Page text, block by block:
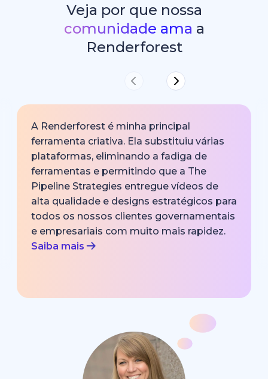
Veja por que nossa
comunidade ama a
Renderforest
A Renderforest é minha principal
ferramenta criativa. Ela substituiu várias
plataformas, eliminando a fadiga de
ferramentas e permitindo que a The
Pipeline Strategies entregue vídeos de
alta qualidade e designs estratégicos para
todos os nossos clientes governamentais
e empresariais com muito mais rapidez.
Saiba mais